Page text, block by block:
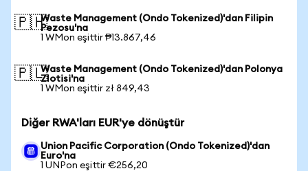
🇵🇭Waste Management (Ondo Tokenized)'dan Filipin
Pezosu'na
1 WMon eşittir ₱13.867,46
🇵🇱Waste Management (Ondo Tokenized)'dan Polonya
Zlotisi'na
1 WMon eşittir zł 849,43
Diğer RWA'ları EUR'ye dönüştür
Union Pacific Corporation (Ondo Tokenized)'dan
Euro'na
1 UNPon eşittir €256,20